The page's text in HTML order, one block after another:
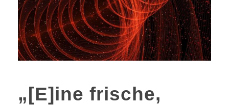
„[E]ine frische,